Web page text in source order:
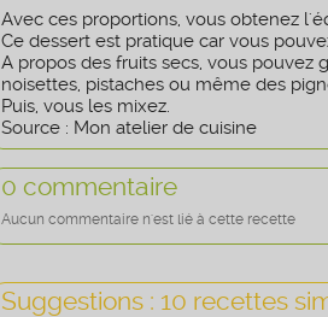
Avec ces proportions, vous obtenez
Ce dessert est pratique car vous
A propos des fruits secs, vous pouvez
noisettes, pistaches ou même des
Puis, vous les mixez.
Source : Mon atelier de cuisine
0 commentaire
Aucun commentaire n'est lié à cette recette
Suggestions : 10 recettes